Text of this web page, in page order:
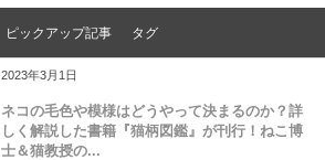
ピックアップ記事 タグ
2023年3月1日
ネコの毛色や模様はどうやって決まるのか？詳
しく解説した書籍『猫柄図鑑』が刊行！ねこ博
士＆猫教授の...